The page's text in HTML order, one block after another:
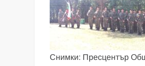
Снимки: Пресцентър